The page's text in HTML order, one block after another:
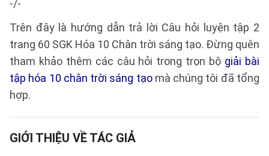
-/-
Trên đây là hướng dẫn trả lời Câu hỏi luyện tập 2
trang 60 SGK Hóa 10 Chân trời sáng tạo. Đừng quên
tham khảo thêm các câu hỏi trong trọn bộ giải bài
tập hóa 10 chân trời sáng tạomà chúng tôi đã tổng
hợp.
GIỚI THIỆU VỀ TÁC GIẢ